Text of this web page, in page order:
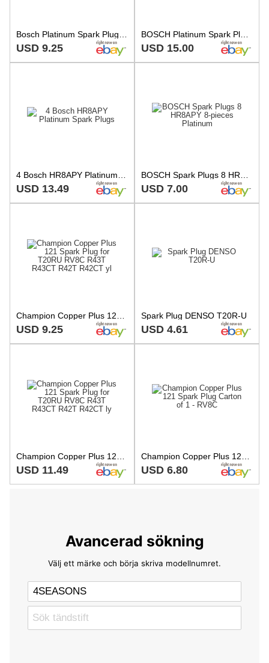
USD 9.25 USD 15.00
USD 13.49 USD 7.00
USD 9.25
Spark Plug DENSO T20R-U
USD 4.61
USD 11.49 USD 6.80
Avancerad sökning
Välj ett märke och börja skriva modellnumret.